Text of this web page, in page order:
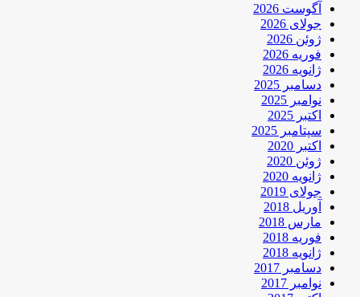
آگوست 2026
جولای 2026
ژوئن 2026
فوریه 2026
ژانویه 2026
دسامبر 2025
نوامبر 2025
اکتبر 2025
سپتامبر 2025
اکتبر 2020
ژوئن 2020
ژانویه 2020
جولای 2019
آوریل 2018
مارس 2018
فوریه 2018
ژانویه 2018
دسامبر 2017
نوامبر 2017